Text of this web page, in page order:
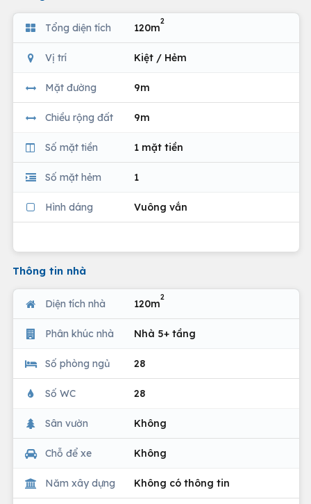
Tổng diện tích 120m
2
Vị trí Kiệt / Hẻm
Mặt đường 9m
Chiều rộng đất 9m
Số mặt tiền 1 mặt tiền
Số mặt hẻm 1
Hình dáng Vuông vắn
Thông tin nhà
Diện tích nhà 120m
2
Phân khúc nhà Nhà 5+ tầng
Số phòng ngủ 28
Số WC 28
Sân vườn Không
Chỗ để xe Không
Năm xây dựng Không có thông tin